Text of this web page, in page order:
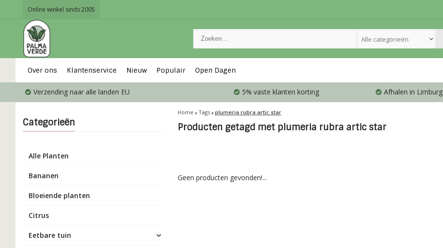
Online winkel sinds 2005
Alle categorieën
Over ons Klantenservice Nieuw Populair Open Dagen
Verzending naar alle landen EU 5% vaste klanten korting Afhalen in Limburg
Categorieën
Alle Planten
Bananen
Bloeiende planten
Citrus
Eetbare tuin
Home Tags plumeria rubra artic star
Producten getagd met plumeria rubra artic star
Geen producten gevonden!...